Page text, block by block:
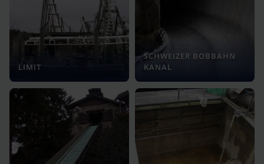
LIMIT
SCHWEIZER BOBBAHN
KANAL